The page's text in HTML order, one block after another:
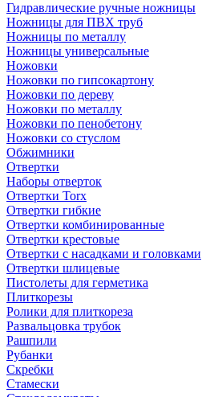
Гидравлические ручные ножницы
Ножницы для ПВХ труб
Ножницы по металлу
Ножницы универсальные
Ножовки
Ножовки по гипсокартону
Ножовки по дереву
Ножовки по металлу
Ножовки по пенобетону
Ножовки со стуслом
Обжимники
Отвертки
Наборы отверток
Отвертки Torx
Отвертки гибкие
Отвертки комбинированные
Отвертки крестовые
Отвертки с насадками и головками
Отвертки шлицевые
Пистолеты для герметика
Плиткорезы
Ролики для плиткореза
Развальцовка трубок
Рашпили
Рубанки
Скребки
Стамески